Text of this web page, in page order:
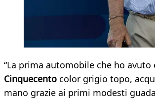
“La prima automobile che ho avuto
Cinquecento color grigio topo,
mano grazie ai primi modesti